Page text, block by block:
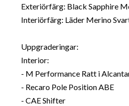
Exteriörfärg: Black Sapphire
Interiörfärg: Läder Merino
Uppgraderingar:
Interior:
- M Performance Ratt i
- Recaro Pole Position ABE
- CAE Shifter